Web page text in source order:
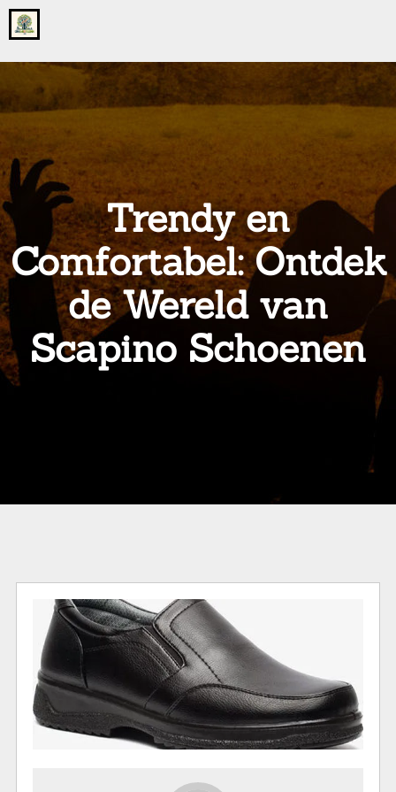
Go
to
home
onsgrotegezin.nl
Trendy en
Comfortabel: Ontdek
de Wereld van
Scapino Schoenen